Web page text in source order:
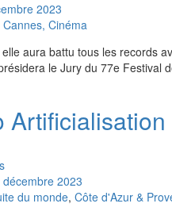
embre 2023
Cinéma
aura battu tous les records
le Jury du 77e Festival
décembre 2023
du monde, Côte d'Azur &